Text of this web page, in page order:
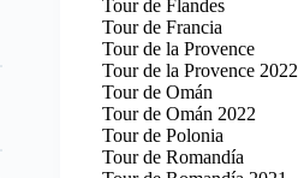
Tour de Flandes
Tour de Francia
Tour de la Provence
Tour de la Provence 2022
Tour de Omán
Tour de Omán 2022
Tour de Polonia
Tour de Romandía